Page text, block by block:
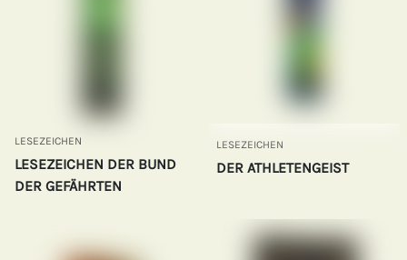
LESEZEICHEN
LESEZEICHEN DER BUND
DER GEFÄHRTEN
LESEZEICHEN
DER ATHLETENGEIST